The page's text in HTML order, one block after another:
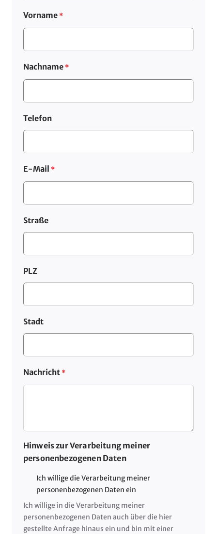
Vorname *
Nachname *
Telefon
E-Mail *
Straße
PLZ
Stadt
Nachricht *
Hinweis zur Verarbeitung meiner
personenbezogenen Daten
Ich willige die Verarbeitung meiner
personenbezogenen Daten ein
Ich willige in die Verarbeitung meiner
personenbezogenen Daten auch über die hier
gestellte Anfrage hinaus ein und bin mit einer